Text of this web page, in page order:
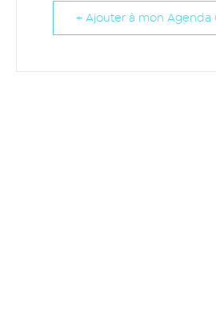
+ Ajouter à mon Agenda